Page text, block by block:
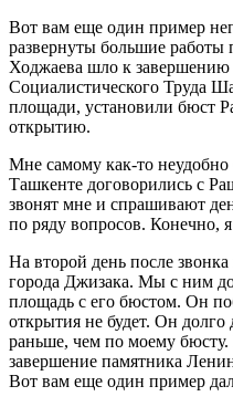
Вот вам еще один пример
развернуты большие
Ходжаева шло к завершению
Социалистического Труда
площади, установили бюст
открытию.
Мне самому как-то
Ташкенте договорились с
звонят мне и спрашивают
по ряду вопросов. Конечно,
На второй день после
города Джизака. Мы с ним
площадь с его бюстом. Он
открытия не будет. Он
раньше, чем по моему
завершение памятника
Вот вам еще один пример